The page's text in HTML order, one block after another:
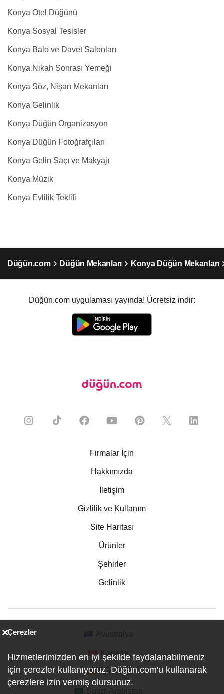
Konya Otel Düğünü
Konya Sosyal Tesisler
Konya Balo ve Davet Salonları
Konya Nikah Sonrası Yemeği
Konya Söz, Nişan Mekanları
Konya Gelinlik
Konya Düğün Organizasyon
Konya Düğün Fotoğrafçıları
Konya Gelin Saçı ve Makyajı
Konya Müzik
Konya Evlilik Teklifi
Düğün.com Düğün Mekanları Konya Düğün Mekanları
Düğün.com uygulaması yayında! Ücretsiz indir:
Firmalar İçin
Hakkımızda
İletişim
Gizlilik ve Kullanım
Site Haritası
Ürünler
Şehirler
Gelinlik
Kanada
Almanya
Çerezler
Hizmetlerimizden en iyi şekilde faydalanabilmeniz
için çerezler kullanıyoruz. Düğün.com'u kullanarak
çerezlere izin vermiş olursunuz.